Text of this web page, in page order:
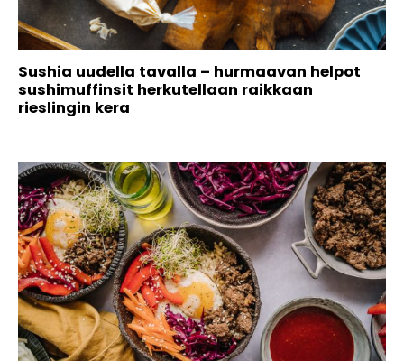
Sushia uudella tavalla – hurmaavan helpot
sushimuffinsit herkutellaan raikkaan
rieslingin kera